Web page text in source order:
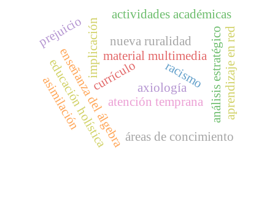
currículo
implicación
axiología
material multimedia
enseñanza del álgebra
educación holística análisis estratégico
actividades académicas
áreas de concimiento
aprendizaje en red
atención temprana
asimilación racismo
prejuicio nueva ruralidad